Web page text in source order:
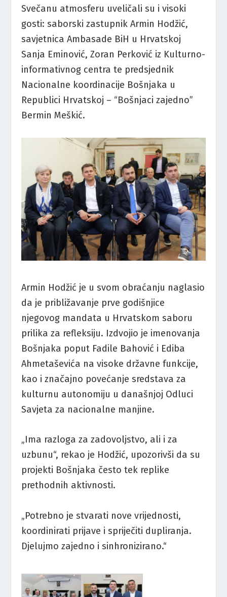
Svečanu atmosferu uveličali su i visoki
gosti: saborski zastupnik Armin Hodžić,
savjetnica Ambasade BiH u Hrvatskoj
Sanja Eminović, Zoran Perković iz Kulturno-
informativnog centra te predsjednik
Nacionalne koordinacije Bošnjaka u
Republici Hrvatskoj – “Bošnjaci zajedno”
Bermin Meškić.
Armin Hodžić je u svom obraćanju naglasio
da je približavanje prve godišnjice
njegovog mandata u Hrvatskom saboru
prilika za refleksiju. Izdvojio je imenovanja
Bošnjaka poput Fadile Bahović i Ediba
Ahmetaševića na visoke državne funkcije,
kao i značajno povećanje sredstava za
kulturnu autonomiju u današnjoj Odluci
Savjeta za nacionalne manjine.
„Ima razloga za zadovoljstvo, ali i za
uzbunu“, rekao je Hodžić, upozorivši da su
projekti Bošnjaka često tek replike
prethodnih aktivnosti.
„Potrebno je stvarati nove vrijednosti,
koordinirati prijave i spriječiti dupliranja.
Djelujmo zajedno i sinhronizirano.“